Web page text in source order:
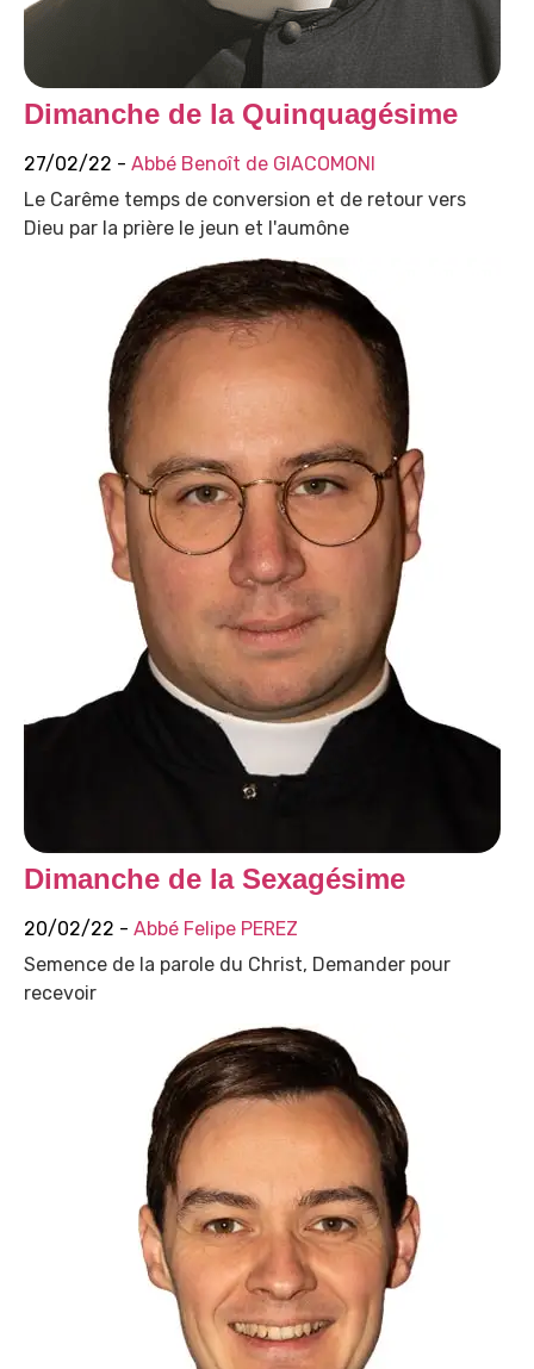
Dimanche de la Quinquagésime
27/02/22 - Abbé Benoît de GIACOMONI
Le Carême temps de conversion et de retour vers
Dieu par la prière le jeun et l'aumône
Dimanche de la Sexagésime
20/02/22 - Abbé Felipe PEREZ
Semence de la parole du Christ, Demander pour
recevoir